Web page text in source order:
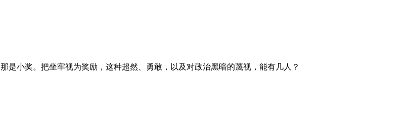
是小奖。把坐牢视为奖励，这种超然、勇敢，以及对政治黑暗的蔑视，能有几人？